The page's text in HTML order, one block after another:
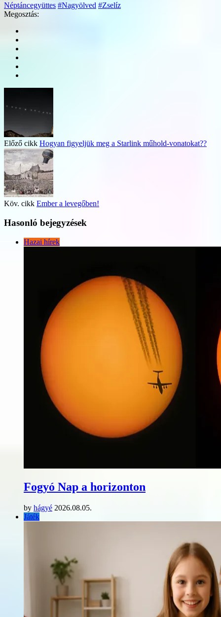
Néptáncegyüttes #Nagyölved #Zselíz
Megosztás:
Előző cikk Hogyan figyeljük meg a Starlink műhold-vonatokat??
Köv. cikk Ember a levegőben!
Hasonló bejegyzések
Hazai hírek
Fogyó Nap a horizonton
by hágyé 2026.08.05.
Játék